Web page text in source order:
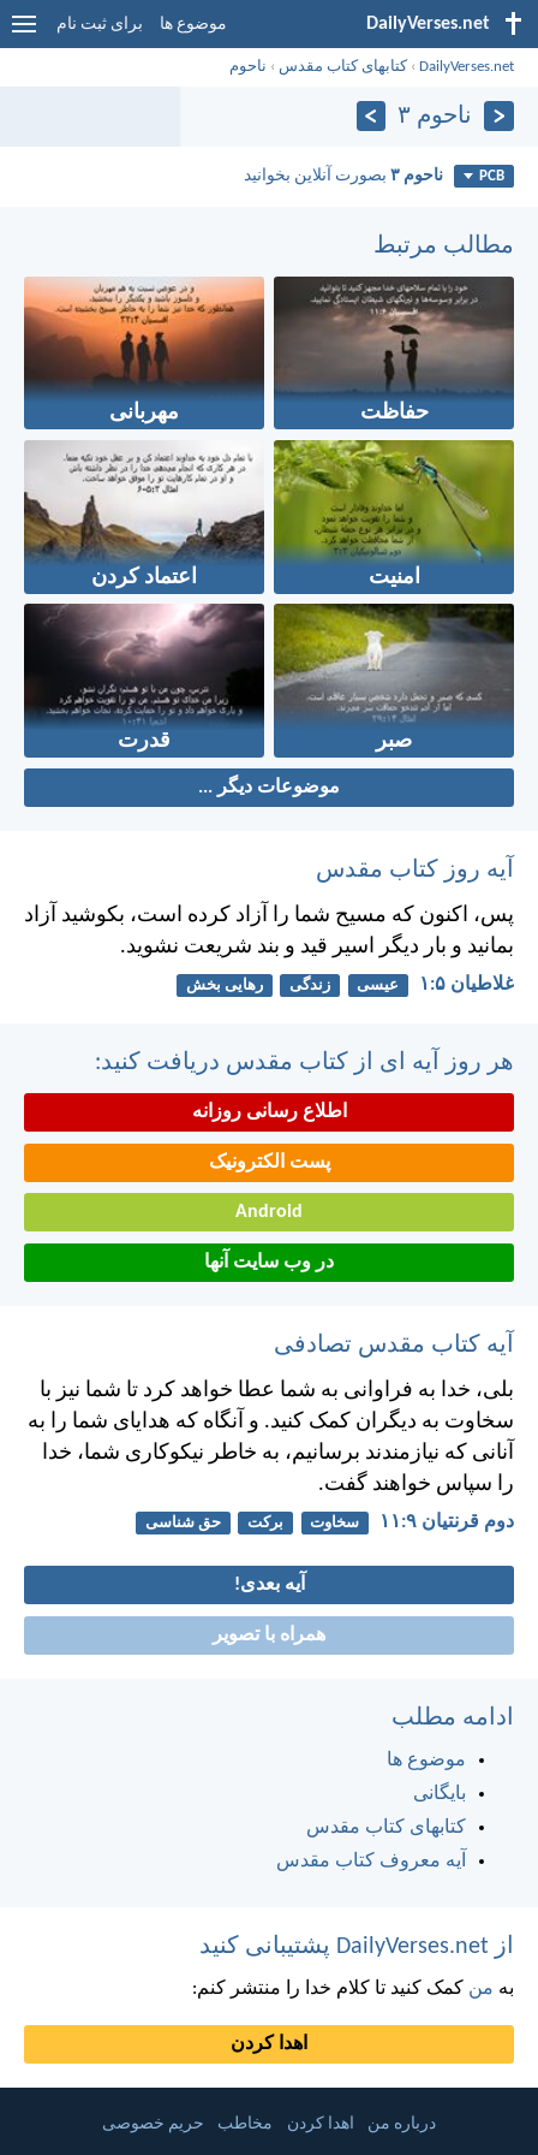
DailyVerses.net موضوع ها برای ثبت نام
DailyVerses.net
›کتابهای کتاب مقدس › ناحوم
ناحوم ۳
PCB ناحوم ۳ بصورت آنلاین بخوانید
مطالب مرتبط
حفاظت مهربانی
امنیت اعتماد کردن
صبر قدرت
موضوعات دیگر ...
آیه روز کتاب مقدس
پس، اكنون كه مسيح شما را آزاد كرده است، بكوشيد آزاد
بمانيد و بار ديگر اسير قيد و بند شريعت نشويد.
غلاطيان ۵:‏۱ عیسی زندگی رهایی بخش
هر روز آیه ای از کتاب مقدس دریافت کنید:
اطلاع رسانی روزانه
پست الکترونیک
Android
در وب سایت آنها
آیه کتاب مقدس تصادفی
بلی، خدا به فراوانی به شما عطا خواهد كرد تا شما نيز با
سخاوت به ديگران كمک كنيد. و آنگاه كه هدايای شما را به
آنانی كه نيازمندند برسانيم، به خاطر نيكوكاری شما، خدا
را سپاس خواهند گفت.
دوم قرنتیان ۹:‏۱۱ سخاوت برکت حق شناسی
آیه بعدی!
همراه با تصویر
ادامه مطلب
موضوع ها
بایگانی
کتابهای کتاب مقدس
آیه معروف کتاب مقدس
از DailyVerses.net پشتیبانی کنید
به من کمک کنید تا کلام خدا را منتشر کنم:
اهدا کردن
درباره من اهدا کردن مخاطب حریم خصوصی